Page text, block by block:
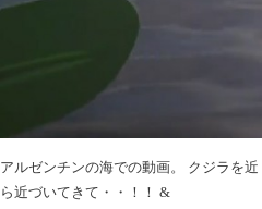
アルゼンチンの海での動画。 クジラを
ら近づいてきて・・！！ &